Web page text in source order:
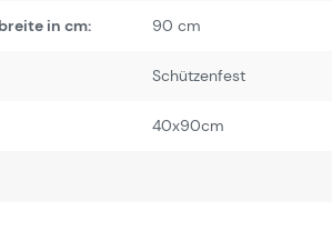
in cm: 90 cm
Schützenfest
40x90cm